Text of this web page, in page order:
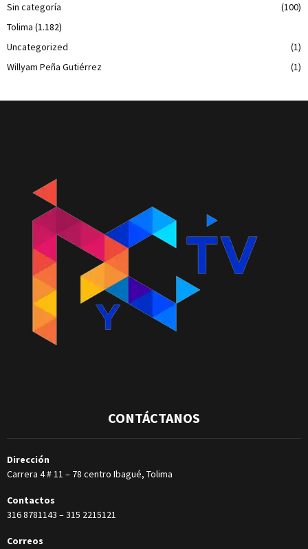
Sin categoría
(100)
Tolima (1.182)
Uncategorized
(1)
Willyam Peña Gutiérrez
(1)
CONTÁCTANOS
Dirección
Carrera 4 # 11 – 78 centro Ibagué, Tolima
Contactos
316 8781143 –315 2215121
Correos